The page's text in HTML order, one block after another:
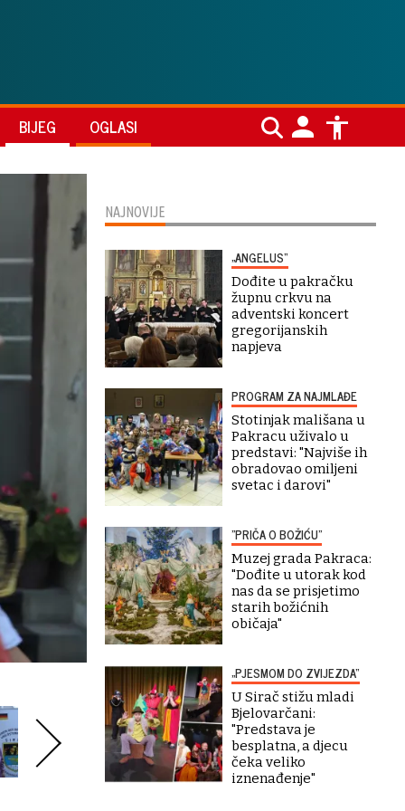
BIJEG OGLASI
NAJNOVIJE
„ANGELUS“
Dođite u pakračku
župnu crkvu na
adventski koncert
gregorijanskih
napjeva
PROGRAM ZA NAJMLAĐE
Stotinjak mališana u
Pakracu uživalo u
predstavi: "Najviše ih
obradovao omiljeni
svetac i darovi"
"PRIČA O BOŽIĆU"
Muzej grada Pakraca:
"Dođite u utorak kod
nas da se prisjetimo
starih božićnih
običaja"
„PJESMOM DO ZVIJEZDA“
U Sirač stižu mladi
Bjelovarčani:
"Predstava je
besplatna, a djecu
čeka veliko
iznenađenje"